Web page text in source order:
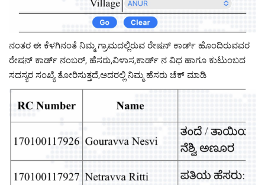
ನಂತರ ಈ ಕೆಳಗಿನಂತೆ ನಿಮ್ಮ ಗ್ರಾಮದಲ್ಲಿರುವ ರೇಷನ್ ಕಾರ್ಡ್ ಹೊಂದಿರುವವರ
ರೇಷನ್ ಕಾರ್ಡ್ ನಂಬರ್, ಹೆಸರು,ವಿಳಾಸ,ಕಾರ್ಡ್ ನ ವಿಧ ಹಾಗೂ ಕುಟುಂಬದ
ಸದಸ್ಯರ ಸಂಖ್ಯೆ ತೋರಿಸುತ್ತದೆ,ಅದರಲ್ಲಿ ನಿಮ್ಮ ಹೆಸರು ಚೆಕ್ ಮಾಡಿ